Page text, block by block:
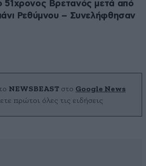
51χρονος Βρετανός μετά από
Ρεθύμνου – Συνελήφθησαν
NEWSBEAST στο Google News
πρώτοι όλες τις ειδήσεις